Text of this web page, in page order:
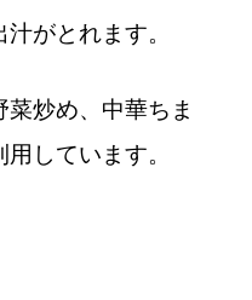
がとれます。
炒め、中華ちま
しています。